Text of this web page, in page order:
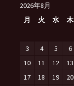
2026年8月
月
火 水 木
3
4 5 6
10
11 12 13
17
18 19 20